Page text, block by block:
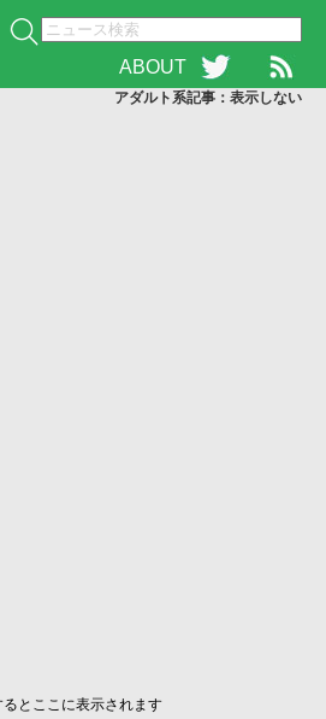
ABOUT
アダルト系記事：表示しない
とここに表示されます